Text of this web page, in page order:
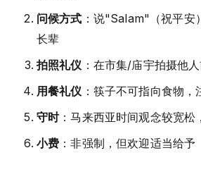
问候方式 ：说"Salam"（祝平安
长辈
拍照礼仪 ：在市集/庙宇拍摄他
用餐礼仪 ：筷子不可指向食物，
守时：马来西亚时间观念较宽松
小费 ：非强制，但欢迎适当给予